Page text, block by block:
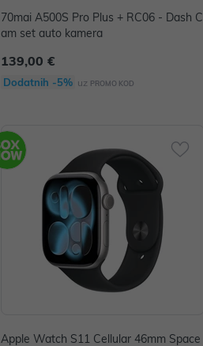
70mai A500S Pro Plus + RC06 - Dash C
am set auto kamera
139,00 €
Dodatnih -5% uz PROMO KOD
Apple Watch S11 Cellular 46mm Space